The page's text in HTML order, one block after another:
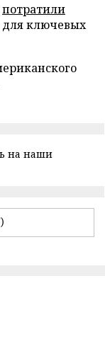
потратили
для ключевых
на наши